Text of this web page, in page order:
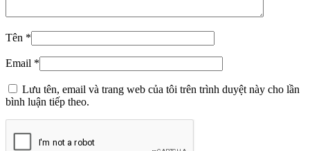
Tên *
Email *
Lưu tên, email và trang web của tôi trên trình duyệt này cho lần
bình luận tiếp theo.